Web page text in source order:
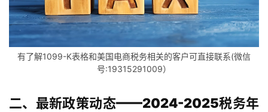
有了解1099-K表格和美国电商税务相关的客户可直接联系(微信
号:19315291009）
二、最新政策动态——2024-2025税务年